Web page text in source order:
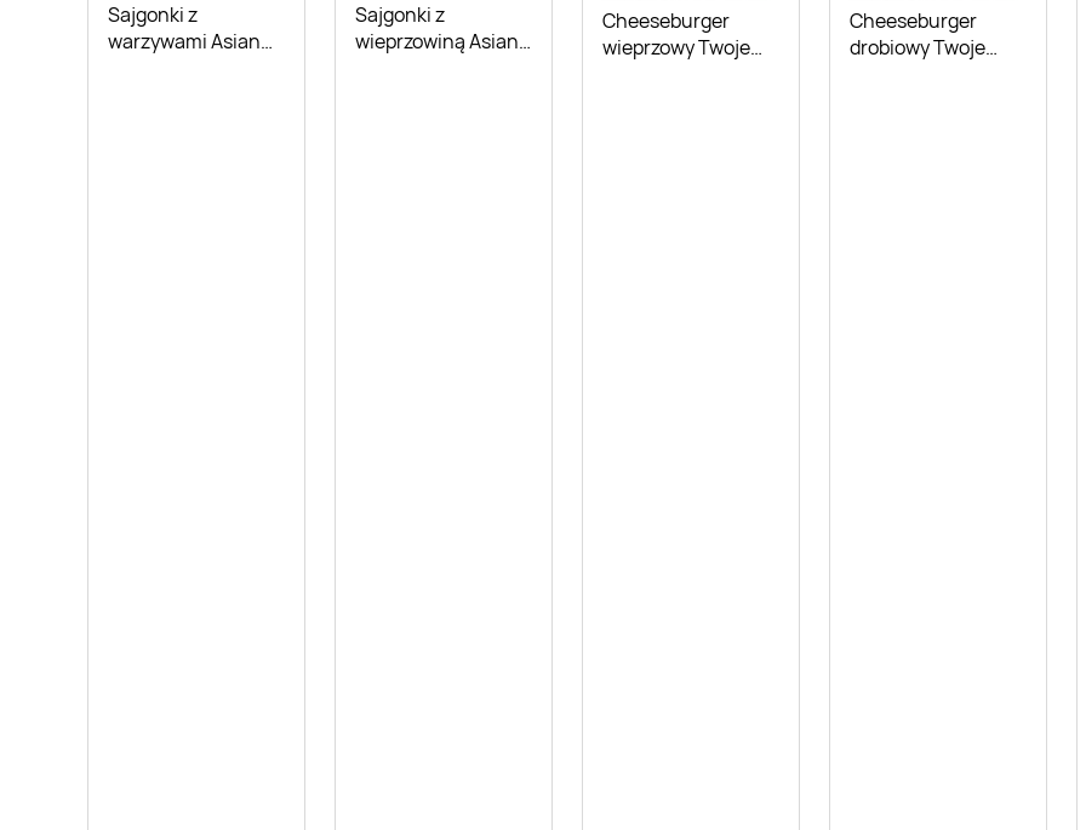
Sajgonki z
warzywami Asian
Sajgonki z
wieprzowiną Asian
Cheeseburger
wieprzowy Twoje
Cheeseburger
drobiowy Twoje